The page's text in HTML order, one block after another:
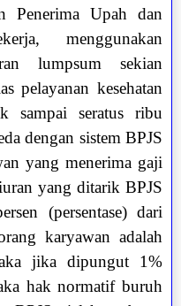
Penerima Upah dan
menggunakan
lumpsum sekian
pelayanan kesehatan
sampai seratus ribu
dengan sistem BPJS
yang menerima gaji
yang ditarik BPJS
(persentase) dari
karyawan adalah
jika dipungut 1%
hak normatif buruh